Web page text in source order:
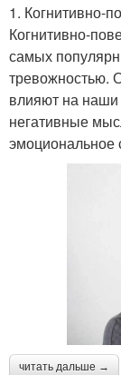
1. Когнитивно-
Когнитивно-
самых
тревожностью.
влияют на
негативные
эмоциональное
читать дальше →